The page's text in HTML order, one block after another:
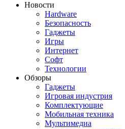
Новости
Hardware
Безопасность
Гаджеты
Игры
Интернет
Софт
Технологии
Обзоры
Гаджеты
Игровая индустрия
Комплектующие
Мобильная техника
Мультимедиа